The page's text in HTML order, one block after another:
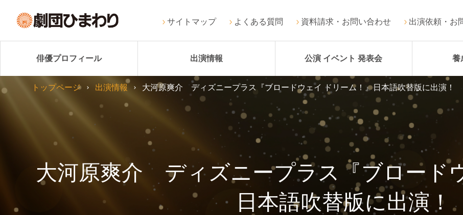
サイトマップ よくある質問 資料請求・お問い合わせ 出演依頼・お
俳優プロフィール 出演情報 公演 イベント 発表会 養
大河原爽介 ディズニープラス『ブロード
日本語吹替版に出演！
トップページ 出演情報 大河原爽介 ディズニープラス『ブロードウェイ ドリーム！』日本語吹替版に出演！